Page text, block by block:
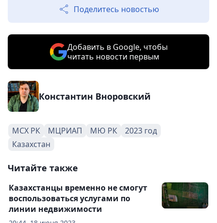
Поделитесь новостью
Добавить в Google, чтобы
читать новости первым
Константин Вноровский
МСХ РК МЦРИАП МЮ РК
2023 год
Казахстан
Читайте также
Казахстанцы временно не смогут
воспользоваться услугами по
линии недвижимости